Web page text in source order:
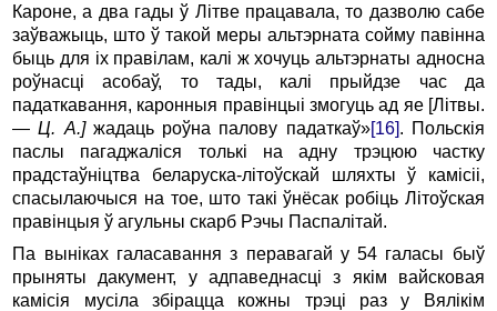
Кароне, а два гады ў Літве працавала, то дазволю сабе
заўважыць, што ў такой меры альтэрната сойму павінна
быць для ix правілам, калі ж хочуць альтэрнаты адносна
роўнасці асобаў, то тады, калі прыйдзе час да
падаткавання, каронныя правінцыі змогуць ад яе [Літвы.
—Ц. А.] жадаць роўна палову падаткаў»[16]. Польскія
паслы пагаджаліся толькі на адну трэцюю частку
прадстаўніцтва беларуска-літоўскай шляхты ў камісіі,
спасылаючыся на тое, што такі ўнёсак робіць Літоўская
правінцыя ў агульны скарб Рэчы Паспалітай.
Па выніках галасавання з перавагай у 54 галасы быў
прыняты дакумент, у адпаведнасці з якім вайсковая
камісія мусіла збірацца кожны трэці раз у Вялікім